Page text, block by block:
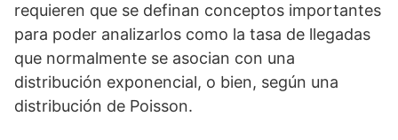
requieren que se definan conceptos importantes
para poder analizarlos como la tasa de llegadas
que normalmente se asocian con una
distribución exponencial, o bien, según una
distribución de Poisson.